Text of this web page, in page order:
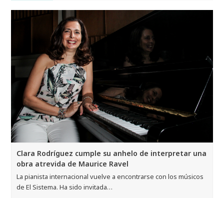
Clara Rodríguez cumple su anhelo de interpretar una
obra atrevida de Maurice Ravel
La pianista internacional vuelve a encontrarse con los músicos
de El Sistema. Ha sido invitada…